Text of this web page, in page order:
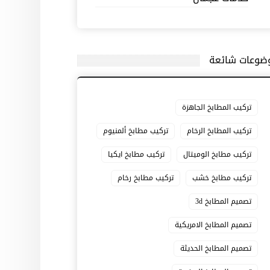
شائعة
تركيب المطابخ الجاهزة
تركيب المطابخ الرخام
تركيب مطابخ ألمنيوم
تركيب مطابخ الوميتال
تركيب مطابخ ايكيا
تركيب مطابخ خشب
تركيب مطابخ رخام
تصميم المطابخ 3d
تصميم المطابخ الامريكية
تصميم المطابخ الحديثة